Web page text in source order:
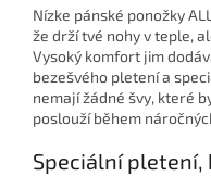
Nízke pánské ponožky
že drží tvé nohy v teple,
Vysoký komfort jim
bezešvého pletení a
nemají žádné švy, které
poslouží během
Speciální pletení,